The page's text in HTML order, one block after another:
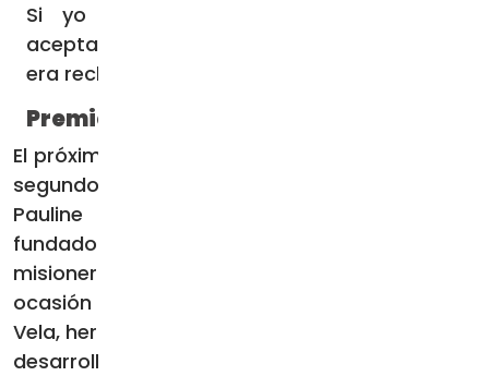
Si yo era aceptado, el Evangelio era
aceptado. Si yo era rechazado, el Evangelio
era rechazado”.
Premios OMP España
El próximo viernes, la OMP España entrega sus
segundos galardones anuales. El Premio Beata
Pauline Jaricot, que lleva el nombre de la
fundadora del Domund, quiere reconocer a los
misioneros que hayan destacado. En esta
ocasión se entregará a la misionera Primitiva
Vela, hermana de la Caridad de Santa Ana que
desarrolla su labor en la India.